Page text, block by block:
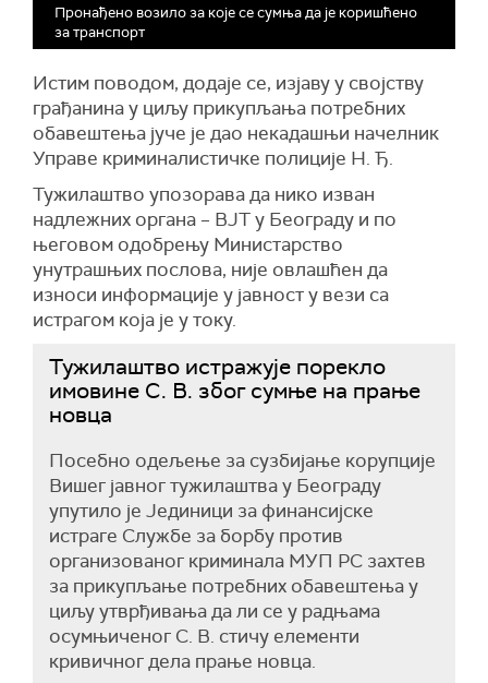
Пронађено возило за које се сумња да је коришћено
за транспорт
Истим поводом, додаје се, изјаву у својству
грађанина у циљу прикупљања потребних
обавештења јуче је дао некадашњи начелник
Управе криминалистичке полиције Н. Ђ.
Тужилаштво упозорава да нико изван
надлежних органа – ВЈТ у Београду и по
његовом одобрењу Министарство
унутрашњих послова, није овлашћен да
износи информације у јавност у вези са
истрагом која је у току.
Тужилаштво истражује порекло
имовине С. В. због сумње на прање
новца
Посебно одељење за сузбијање корупције
Вишег јавног тужилаштва у Београду
упутило је Јединици за финансијске
истраге Службе за борбу против
организованог криминала МУП РС захтев
за прикупљање потребних обавештења у
циљу утврђивања да ли се у радњама
осумњиченог С. В. стичу елементи
кривичног дела прање новца.